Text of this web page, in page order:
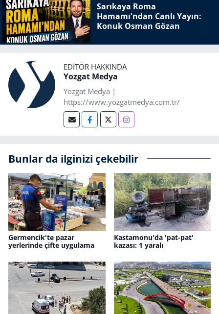
Sarıkaya Roma
Hamamı'ndan Canlı Yayın:
Konuk Osman Gözan
EDITÖR HAKKINDA
Yozgat Medya
Yozgat Medya |
https://www.yozgatmedya.com.tr/
Bunlar da ilginizi çekebilir
Germencik'te pazar
yerlerinde çifte uygulama
Kastamonu'da 'pat-pat'
kazası: 1 yaralı